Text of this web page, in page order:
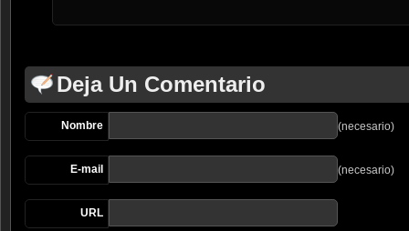
Deja Un Comentario
Nombre (necesario)
E-mail (necesario)
URL